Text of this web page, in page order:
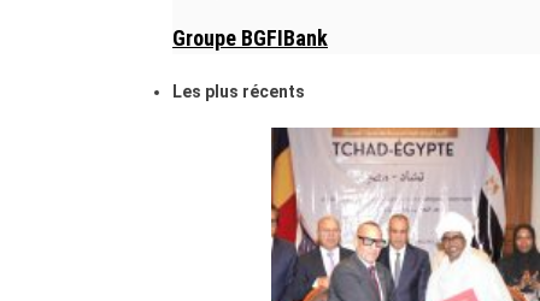
Groupe BGFIBank
Les plus récents